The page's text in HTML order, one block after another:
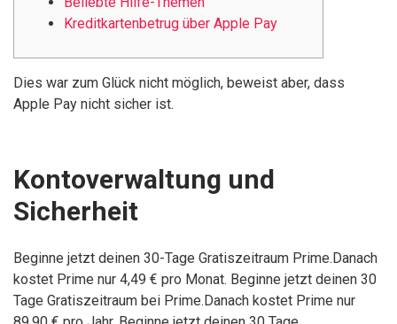
Kreditkartenbetrug über Apple Pay
Dies war zum Glück nicht möglich, beweist aber, dass
Apple Pay nicht sicher ist.
Kontoverwaltung und
Sicherheit
Beginne jetzt deinen 30-Tage Gratiszeitraum Prime.Danach
kostet Prime nur 4,49 € pro Monat. Beginne jetzt deinen 30
Tage Gratiszeitraum bei Prime.Danach kostet Prime nur